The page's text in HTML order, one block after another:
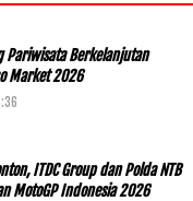
Pariwisata Berkelanjutan
Market 2026
ITDC Group dan Polda NTB
MotoGP Indonesia 2026